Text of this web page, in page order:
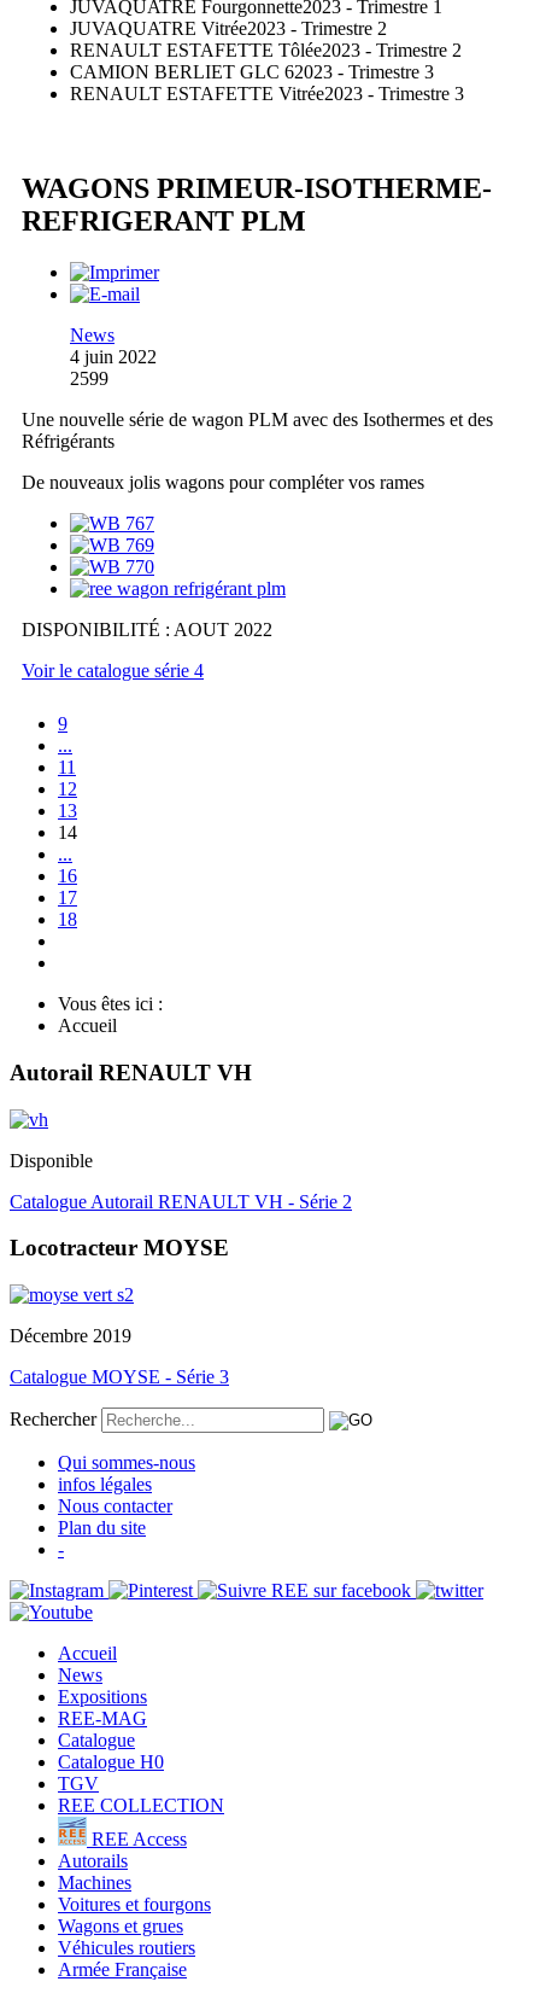
JUVAQUATRE Fourgonnette2023 - Trimestre 1
JUVAQUATRE Vitrée2023 - Trimestre 2
RENAULT ESTAFETTE Tôlée2023 - Trimestre 2
CAMION BERLIET GLC 62023 - Trimestre 3
RENAULT ESTAFETTE Vitrée2023 - Trimestre 3
WAGONS PRIMEUR-ISOTHERME-
REFRIGERANT PLM
News
4 juin 2022
2599
Une nouvelle série de wagon PLM avec des Isothermes et des
Réfrigérants
De nouveaux jolis wagons pour compléter vos rames
DISPONIBILITÉ : AOUT 2022
Voir le catalogue série 4
9
...
11
12
13
14
...
16
17
18
Vous êtes ici :
Accueil
Autorail RENAULT VH
Disponible
Catalogue Autorail RENAULT VH - Série 2
Locotracteur MOYSE
Décembre 2019
Catalogue MOYSE - Série 3
Rechercher
Qui sommes-nous
infos légales
Nous contacter
Plan du site
-
Accueil
News
Expositions
REE-MAG
Catalogue
Catalogue H0
TGV
REE COLLECTION
REE Access
Autorails
Machines
Voitures et fourgons
Wagons et grues
Véhicules routiers
Armée Française